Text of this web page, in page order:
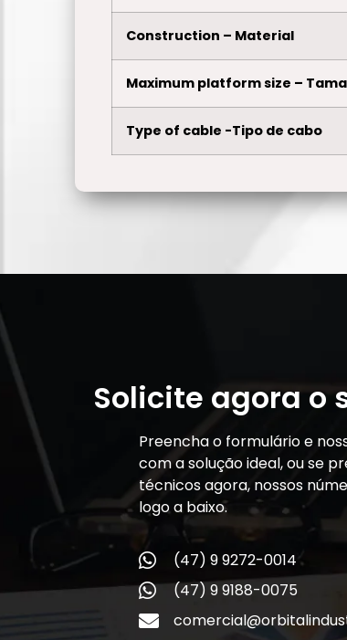
Construction – Material
Maximum platform size –
Type of cable -Tipo de cabo
Solicite agora o
Preencha o formulário e
com a solução ideal, ou se
técnicos agora, nossos
logo a baixo.
(47) 9 9272-0014
(47) 9 9188-0075